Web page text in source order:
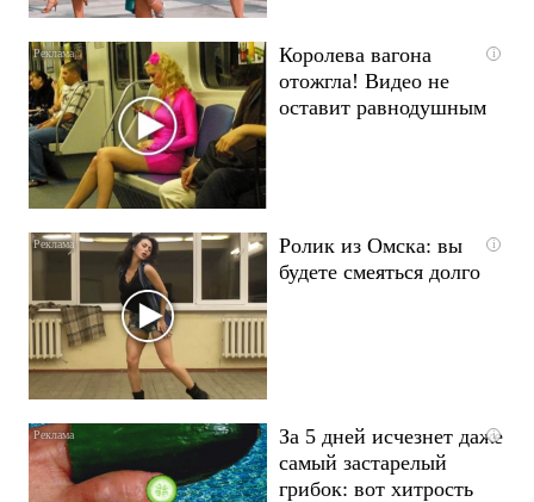
i
Королева вагона
отожгла! Видео не
оставит равнодушным
i
Ролик из Омска: вы
будете смеяться долго
i
За 5 дней исчезнет даже
самый застарелый
грибок: вот хитрость